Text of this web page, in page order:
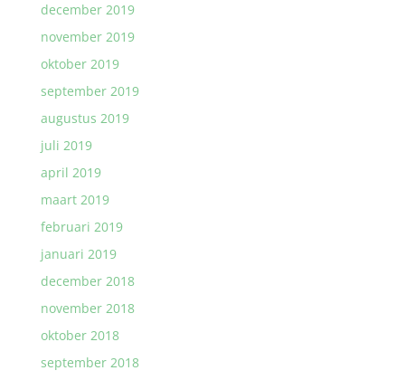
december 2019
november 2019
oktober 2019
september 2019
augustus 2019
juli 2019
april 2019
maart 2019
februari 2019
januari 2019
december 2018
november 2018
oktober 2018
september 2018